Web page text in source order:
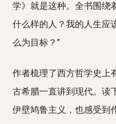
学》就是这种。全书围绕
什么样的人？我的人生应
么为目标？”
作者梳理了西方哲学史上
古希腊一直讲到现代。读
伊壁鸠鲁主义，也感受到